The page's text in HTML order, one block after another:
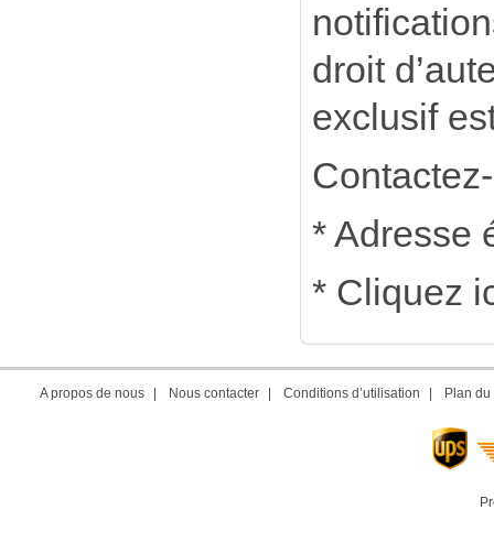
droit
exclusif
* Adresse
* Cliquez
A propos de nous Nous contacter Conditions d’utilisation Plan du